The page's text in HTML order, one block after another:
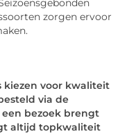
zorgen ervoor
kiezen voor kwaliteit
via de
een bezoek brengt
altijd topkwaliteit